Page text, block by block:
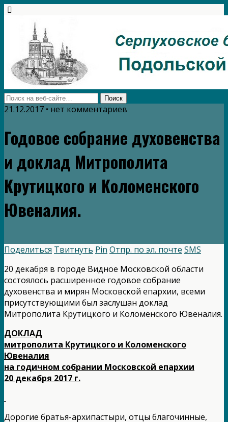
21.12.2017 • нет комментариев
Годовое собрание духовенства
и доклад Митрополита
Крутицкого и Коломенского
Ювеналия.
Поделиться Твитнуть Pin Отпр. по эл. почте SMS
20 декабря в городе Видное Московской области
состоялось расширенное годовое собрание
духовенства и мирян Московской епархии, всеми
присутствующими был заслушан доклад
Митрополита Крутицкого и Коломенского Ювеналия.
ДОКЛАД
митрополита Крутицкого и Коломенского
Ювеналия
на годичном собрании Московской епархии
20 декабря 2017 г.
Дорогие братья-архипастыри, отцы благочинные,